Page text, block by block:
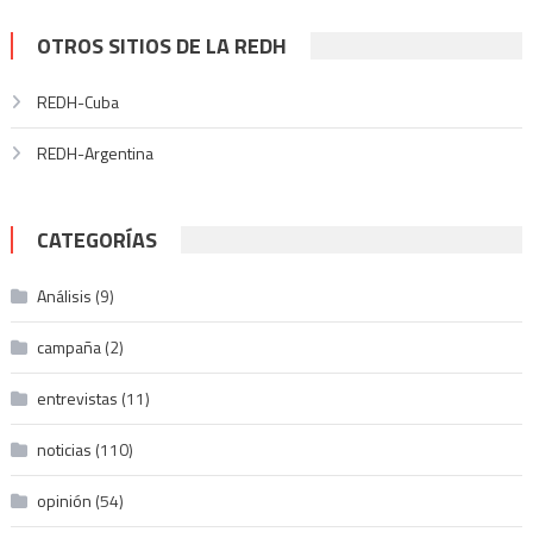
OTROS SITIOS DE LA REDH
REDH-Cuba
REDH-Argentina
CATEGORÍAS
Análisis (9)
campaña(2)
entrevistas (11)
noticias (110)
opinión (54)